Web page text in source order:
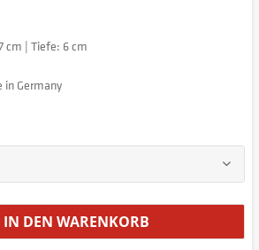
cm | Tiefe: 6 cm
in Germany
IN DEN WARENKORB